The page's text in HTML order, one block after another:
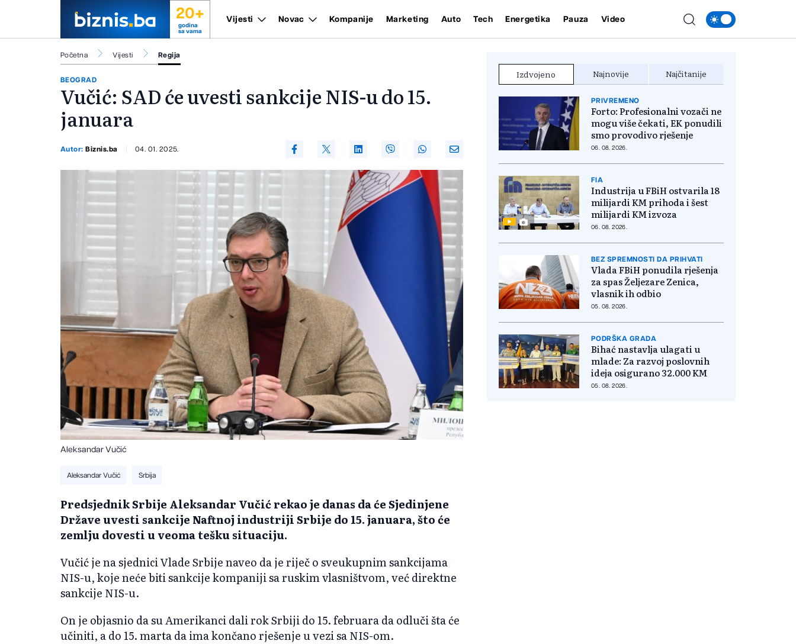
20+
godina
sa vama
Vijesti Novac Kompanije Marketing Auto Tech Energetika Pauza Video
Početna Vijesti Regija
BEOGRAD
Vučić: SAD će uvesti sankcije NIS-u do 15.
januara
Autor:Biznis.ba 04. 01. 2025.
Aleksandar Vučić
Aleksandar Vučić Srbija
Predsjednik Srbije Aleksandar Vučić rekao je danas da će Sjedinjene
Države uvesti sankcije Naftnoj industriji Srbije do 15. januara, što će
zemlju dovesti u veoma tešku situaciju.
Vučić je na sjednici Vlade Srbije naveo da je riječ o sveukupnim sankcijama
NIS-u, koje neće biti sankcije kompaniji sa ruskim vlasništvom, već direktne
sankcije NIS-u.
On je objasnio da su Amerikanci dali rok Srbiji do 15. februara da odluči šta će
učiniti, a do 15. marta da ima končano rješenje u vezi sa NIS-om.
Izdvojeno Najnovije Najčitanije
PRIVREMENO
Forto: Profesionalni vozači ne
mogu više čekati, EK ponudili
smo provodivo rješenje
06. 08. 2026.
FIA
Industrija u FBiH ostvarila 18
milijardi KM prihoda i šest
milijardi KM izvoza
06. 08. 2026.
BEZ SPREMNOSTI DA PRIHVATI
Vlada FBiH ponudila rješenja
za spas Željezare Zenica,
vlasnik ih odbio
05. 08. 2026.
PODRŠKA GRADA
Bihać nastavlja ulagati u
mlade: Za razvoj poslovnih
ideja osigurano 32.000 KM
05. 08. 2026.